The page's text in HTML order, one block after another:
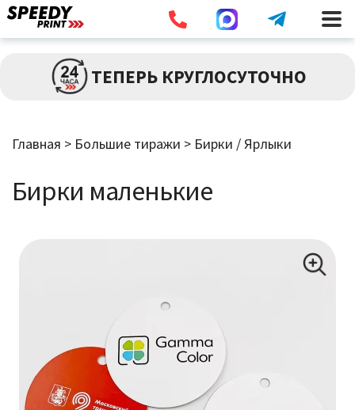
ПЕЧАТЬ
Бирки / Ярлыки
Открытки Со Сгибом
ТЕПЕРЬ КРУГЛОСУТОЧНО
Главная > Большие тиражи > Бирки / Ярлыки
Бирки маленькие